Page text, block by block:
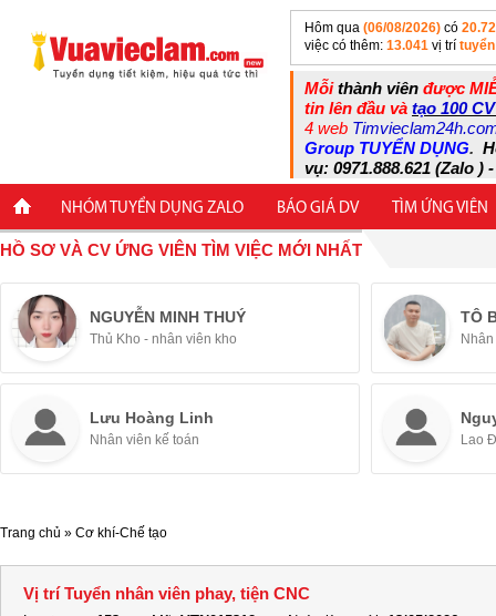
Hôm qua (06/08/2026) có
việc có thêm: 13.041 vị trí
Mỗithành viên được
tin lên đầu và tạo 100
4 web
Group TUYỂN DỤNG.
vụ: 0971.888.621 (Zalo )
NHÓM TUYỂN DỤNG ZALO BÁO GIÁ DV TÌM ỨNG VIÊN
HỒ SƠ VÀ CV ỨNG VIÊN TÌM VIỆC MỚI NHẤT
NGUYỄN MINH THUÝ
Thủ Kho - nhân viên kho
TÔ
Lưu Hoàng Linh
Nhân viên kế toán Lao
Trang chủ » Cơ khí-Chế tạo
Vị trí Tuyển nhân viên phay, tiện CNC